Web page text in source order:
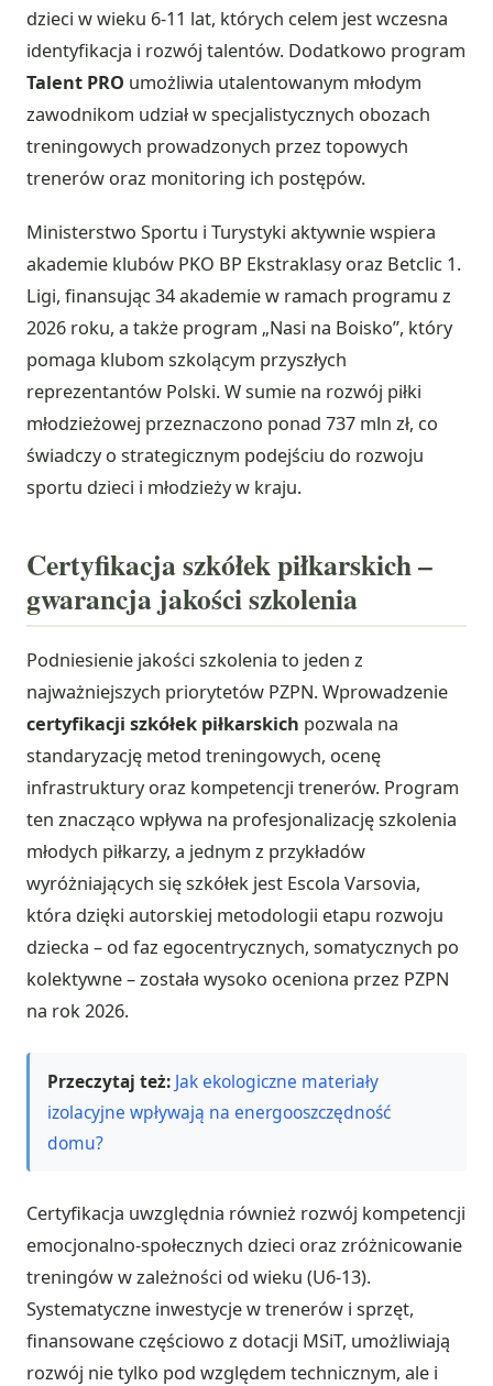
dzieci w wieku 6-11 lat, których celem jest wczesna
identyfikacja i rozwój talentów. Dodatkowo program
Talent PRO umożliwia utalentowanym młodym
zawodnikom udział w specjalistycznych obozach
treningowych prowadzonych przez topowych
trenerów oraz monitoring ich postępów.
Ministerstwo Sportu i Turystyki aktywnie wspiera
akademie klubów PKO BP Ekstraklasy oraz Betclic 1.
Ligi, finansując 34 akademie w ramach programu z
2026 roku, a także program „Nasi na Boisko”, który
pomaga klubom szkolącym przyszłych
reprezentantów Polski. W sumie na rozwój piłki
młodzieżowej przeznaczono ponad 737 mln zł, co
świadczy o strategicznym podejściu do rozwoju
sportu dzieci i młodzieży w kraju.
Certyfikacja szkółek piłkarskich –
gwarancja jakości szkolenia
Podniesienie jakości szkolenia to jeden z
najważniejszych priorytetów PZPN. Wprowadzenie
certyfikacji szkółek piłkarskich pozwala na
standaryzację metod treningowych, ocenę
infrastruktury oraz kompetencji trenerów. Program
ten znacząco wpływa na profesjonalizację szkolenia
młodych piłkarzy, a jednym z przykładów
wyróżniających się szkółek jest Escola Varsovia,
która dzięki autorskiej metodologii etapu rozwoju
dziecka – od faz egocentrycznych, somatycznych po
kolektywne – została wysoko oceniona przez PZPN
na rok 2026.
Przeczytaj też: Jak ekologiczne materiały
izolacyjne wpływają na energooszczędność
domu?
Certyfikacja uwzględnia również rozwój kompetencji
emocjonalno-społecznych dzieci oraz zróżnicowanie
treningów w zależności od wieku (U6-13).
Systematyczne inwestycje w trenerów i sprzęt,
finansowane częściowo z dotacji MSiT, umożliwiają
rozwój nie tylko pod względem technicznym, ale i